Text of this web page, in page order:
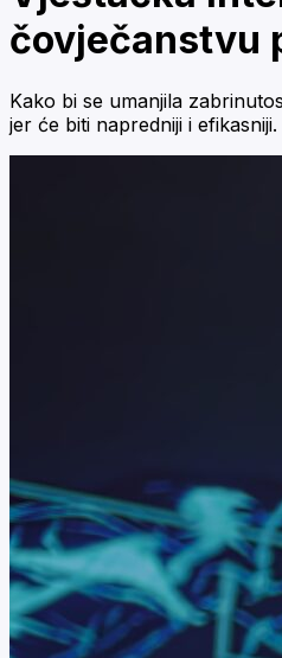
čovječanstvu
Kako bi se umanjila
jer će biti napredniji i efikasniji.